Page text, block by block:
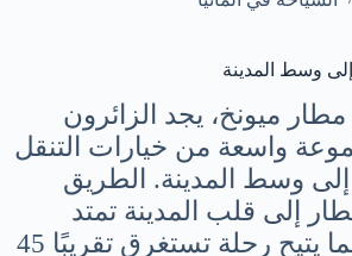
وسط المدينة
ميونخ، يجد الزائرون
واسعة من خيارات التنقل
إلى وسط المدينة. الطريق
إلى قلب المدينة تمتد
لحوالي 38 كم، مما يتيح رحلة تستغرق تقريبًا 45